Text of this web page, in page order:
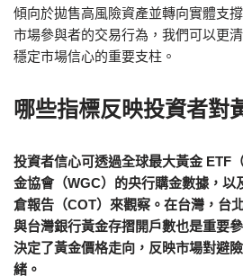
傾向於拋售高風險資產並轉向實體支
市場參與者的交易行為，我們可以更
穩定市場信心的重要支柱。
哪些指標反映投資者對
投資者信心可透過全球最大黃金 ETF
金協會（WGC）的央行購金數據，以
倉報告（COT）來觀察。在台灣，台
與台灣銀行黃金存摺開戶數也是重要
決定了黃金價格走向，反映市場對避
緒。